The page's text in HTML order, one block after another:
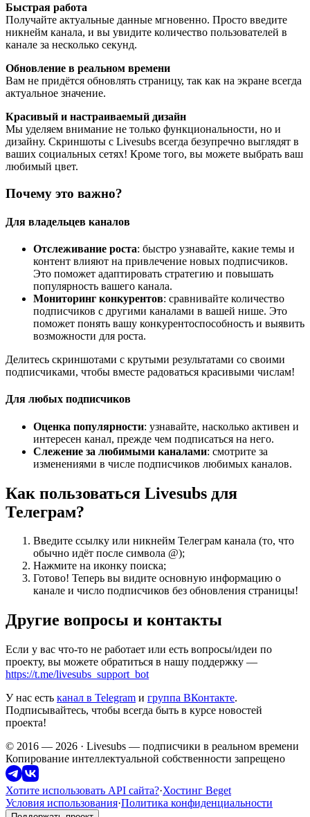
Быстрая работа
Получайте актуальные данные мгновенно. Просто введите
никнейм канала, и вы увидите количество пользователей в
канале за несколько секунд.
Обновление в реальном времени
Вам не придётся обновлять страницу, так как на экране всегда
актуальное значение.
Красивый и настраиваемый дизайн
Мы уделяем внимание не только функциональности, но и
дизайну. Скриншоты с Livesubs всегда безупречно выглядят в
ваших социальных сетях! Кроме того, вы можете выбрать ваш
любимый цвет.
Почему это важно?
Для владельцев каналов
Отслеживание роста: быстро узнавайте, какие темы и
контент влияют на привлечение новых подписчиков.
Это поможет адаптировать стратегию и повышать
популярность вашего канала.
Мониторинг конкурентов: сравнивайте количество
подписчиков с другими каналами в вашей нише. Это
поможет понять вашу конкурентоспособность и выявить
возможности для роста.
Делитесь скриншотами с крутыми результатами со своими
подписчиками, чтобы вместе радоваться красивыми числам!
Для любых подписчиков
Оценка популярности: узнавайте, насколько активен и
интересен канал, прежде чем подписаться на него.
Слежение за любимыми каналами: смотрите за
изменениями в числе подписчиков любимых каналов.
Как пользоваться Livesubs для
Телеграм?
Введите ссылку или никнейм Телеграм канала (то, что
обычно идёт после символа @);
Нажмите на иконку поиска;
Готово! Теперь вы видите основную информацию о
канале и число подписчиков без обновления страницы!
Другие вопросы и контакты
Если у вас что-то не работает или есть вопросы/идеи по
проекту, вы можете обратиться в нашу поддержку —
https://t.me/livesubs_support_bot
У нас есть канал в Telegram и группа ВКонтакте.
Подписывайтесь, чтобы всегда быть в курсе новостей
проекта!
© 2016 — 2026 · Livesubs — подписчики в реальном времени
Копирование интеллектуальной собственности запрещено
Хотите использовать API сайта?·Хостинг Beget
Условия использования·Политика конфиденциальности